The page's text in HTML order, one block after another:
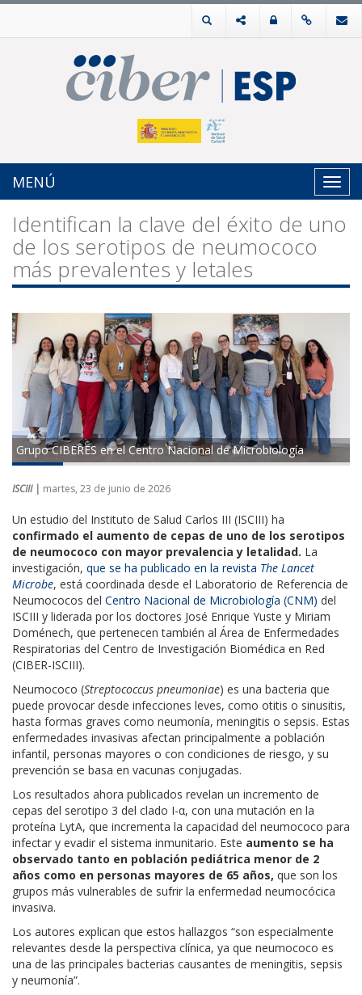
MENÚ
Identifican la clave del éxito de uno
de los serotipos de neumococo
más prevalentes y letales
Grupo CIBERES en el Centro Nacional de Microbiología
ISCIII | martes, 23 de junio de 2026
Un estudio del Instituto de Salud Carlos III (ISCIII) ha
confirmado el aumento de cepas de uno de los serotipos
de neumococo con mayor prevalencia y letalidad. La
investigación, que se ha publicado en la revista The Lancet
Microbe, está coordinada desde el Laboratorio de Referencia de
Neumococos del Centro Nacional de Microbiología (CNM)​ del
ISCIII y liderada por los doctores José Enrique Yuste y Miriam
Doménech, que pertenecen también al Área de Enfermedades
Respiratorias del Centro de Investigación Biomédica en Red
(CIBER-ISCIII).
Neumococo (Streptococcus pneumoniae) es una bacteria que
puede provocar desde infecciones leves, como otitis o sinusitis,
hasta formas graves como neumonía, meningitis o sepsis. Estas
enfermedades invasivas afectan principalmente a población
infantil, personas mayores o con condiciones de riesgo, y su
prevención se basa en vacunas conjugadas.
Los resultados ahora publicados revelan un incremento de
cepas del serotipo 3 del clado I-α, con una mutación en la
proteína LytA, que incrementa la capacidad del neumococo para
infectar y evadir el sistema inmunitario. Este aumento se ha
observado tanto en población pediátrica menor de 2
años como en personas mayores de 65 años, que son los
grupos más vulnerables de sufrir la enfermedad neumocócica
invasiva.
Los autores explican que estos hallazgos “son especialmente
relevantes desde la perspectiva clínica, ya que neumococo es
una de las principales bacterias causantes de meningitis, sepsis
y neumonía”.